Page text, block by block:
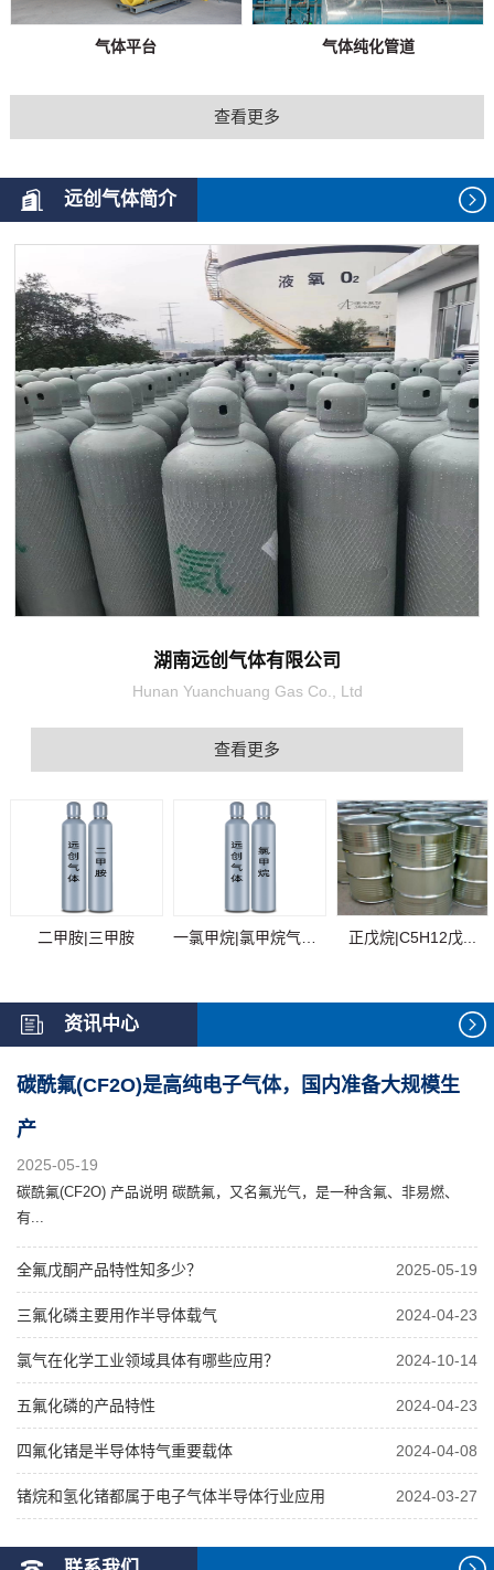
气体平台 气体纯化管道
查看更多
远创气体简介
湖南远创气体有限公司
Hunan Yuanchuang Gas Co., Ltd
查看更多
二甲胺|三甲胺 正戊烷|C5H12戊...
资讯中心
碳酰氟(CF2O)是高纯电子气体，国内准备大规模生
产
2025-05-19
碳酰氟(CF2O) 产品说明 碳酰氟，又名氟光气，是一种含氟、非易燃、
有...
全氟戊酮产品特性知多少？ 2025-05-19
三氟化磷主要用作半导体载气 2024-04-23
氯气在化学工业领域具体有哪些应用？ 2024-10-14
五氟化磷的产品特性 2024-04-23
四氟化锗是半导体特气重要载体 2024-04-08
锗烷和氢化锗都属于电子气体半导体行业应用 2024-03-27